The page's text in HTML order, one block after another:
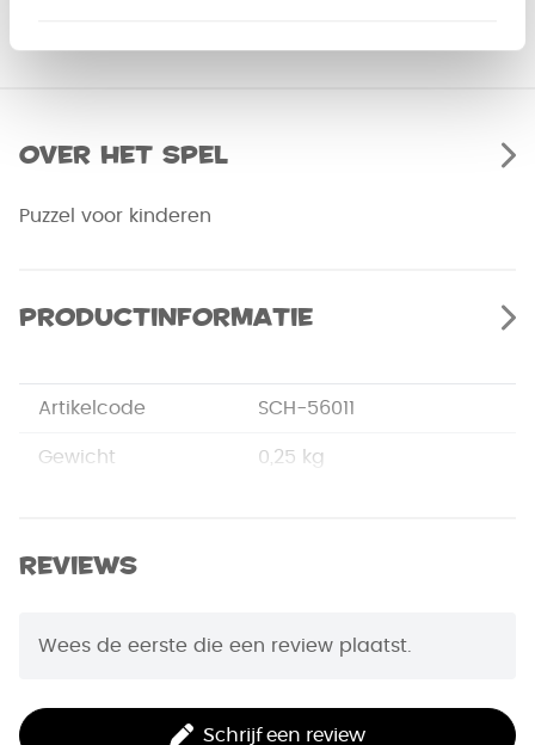
Over het spel
Puzzel voor kinderen
Productinformatie
Artikelcode SCH-56011
Gewicht 0,25 kg
Afmetingen
Puzzelstukjes 100
Reviews
Wees de eerste die een review plaatst.
Schrijf een review